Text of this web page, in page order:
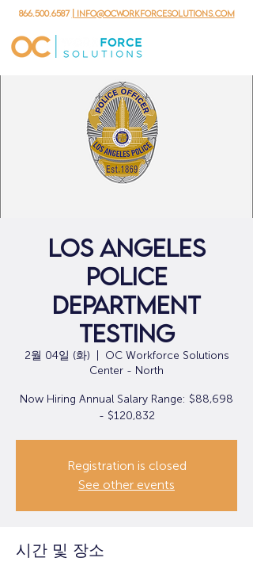
866.500.6587 | info@ocworkforcesolutions.com
Los Angeles
Police
Department
Testing
2월 04일 (화)
OC Workforce Solutions
Center - North
Now Hiring Annual Salary Range: $88,698
- $120,832
Registration is closed
See other events
시간 및 장소